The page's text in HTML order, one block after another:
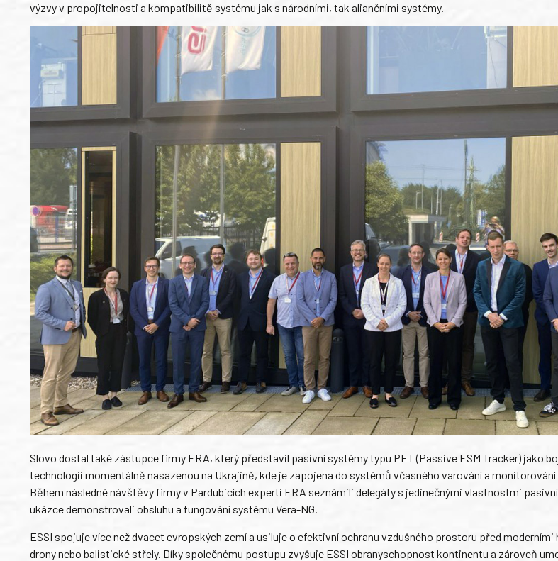
výzvy v propojitelnosti a kompatibilitě systému jak s národními, tak aliančními systémy.
Slovo dostal také zástupce firmy ERA, který představil pasivní systémy typu PET (Passive ESM Tracker) jako
technologii momentálně nasazenou na Ukrajině, kde je zapojena do systémů včasného varování a
Během následné návštěvy firmy v Pardubicích experti ERA seznámili delegáty s jedinečnými vlastnostmi
ukázce demonstrovali obsluhu a fungování systému Vera-NG.
ESSI spojuje více než dvacet evropských zemí a usiluje o efektivní ochranu vzdušného prostoru před
drony nebo balistické střely. Díky společnému postupu zvyšuje ESSI obranyschopnost kontinentu a zároveň